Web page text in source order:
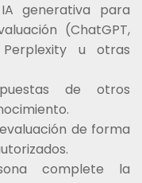
generativa para
(ChatGPT,
Perplexity u otras
de otros
de forma
complete la